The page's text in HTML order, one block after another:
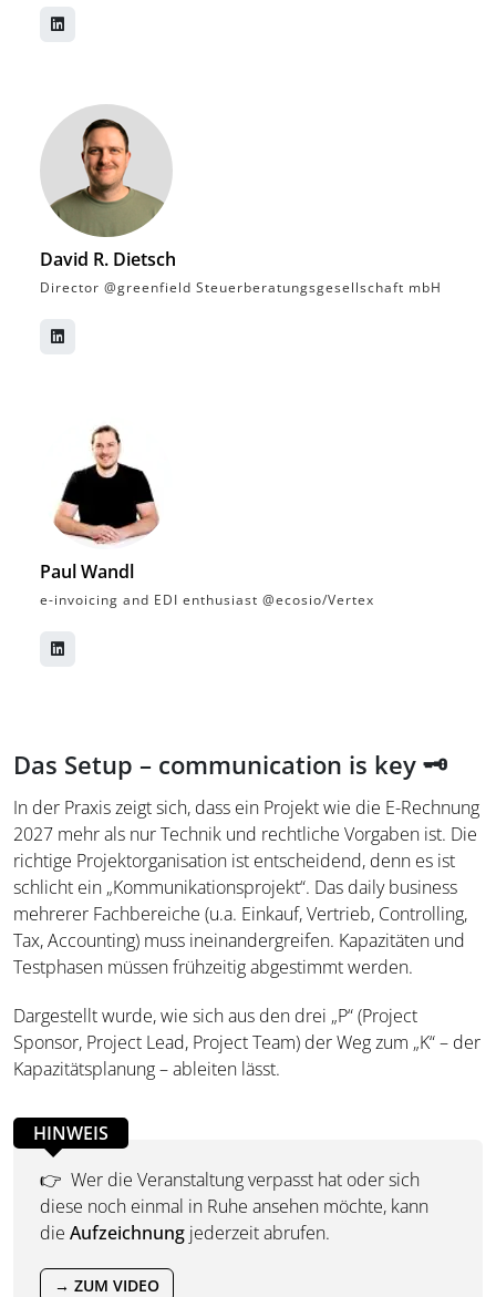
David R. Dietsch
Director @greenfield Steuerberatungsgesellschaft mbH
Paul Wandl
e-invoicing and EDI enthusiast @ecosio/Vertex
Das Setup – communication is key 🗝️
In der Praxis zeigt sich, dass ein Projekt wie die E-Rechnung
2027 mehr als nur Technik und rechtliche Vorgaben ist. Die
richtige Projektorganisation ist entscheidend, denn es ist
schlicht ein „Kommunikationsprojekt“. Das daily business
mehrerer Fachbereiche (u.a. Einkauf, Vertrieb, Controlling,
Tax, Accounting) muss ineinandergreifen. Kapazitäten und
Testphasen müssen frühzeitig abgestimmt werden.
Dargestellt wurde, wie sich aus den drei „P“ (Project
Sponsor, Project Lead, Project Team) der Weg zum „K“ – der
Kapazitätsplanung – ableiten lässt.
HINWEIS
👉 Wer die Veranstaltung verpasst hat oder sich
diese noch einmal in Ruhe ansehen möchte, kann
die Aufzeichnung jederzeit abrufen.
→ ZUM VIDEO